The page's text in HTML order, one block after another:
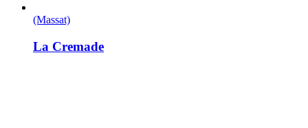
(Massat)
La Cremade